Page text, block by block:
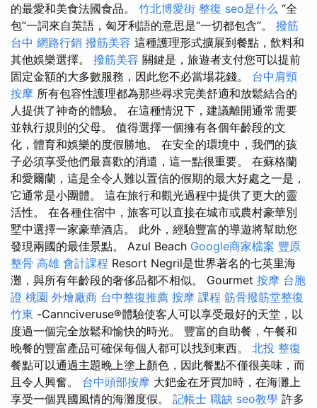
的最愛和美食法國食品。 竹北博愛街 整復 seo是什么 “全
包”一詞來自英語，匈牙利語的意思是“一切都包含”。 撥筋
台中 網路行銷 撥筋美容 這種護理形式擴展到餐點，飲料和
其他娛樂選擇。 撥筋美容 關鍵是，旅遊者支付您可以提前
固定金額的大多數服務，因此您不必當場花錢。 台中肩頸
按摩 所有包容性護理都為那些尋求完美舒適和放鬆結合的
人提供了神奇的體驗。 在這種情況下，建議離開通常需要
並執行規則的父母。 值得選擇一個擁有各個年齡段的文
化，體育和娛樂的度假勝地。 在安全的環境中，我們的孩
子必須享受他們最喜歡的消遣，這一點很重要。 在蘇格蘭
和愛爾蘭，這是全令人難以置信的假期的最大好處之一是，
它通常是小團體。 這在旅行和觀光過程中提供了更大的靈
活性。 在各種住宿中，旅客可以直接在城市或農村豪華別
墅中選擇一家豪華酒店。 此外，經驗豐富的導遊將幫助您
發現兩國的最佳景點。 Azul Beach Google商家檔案 豐原
整骨 高雄 會計課程 Resort Negril是世界著名的七英里海
灘，與所有年齡段的奢侈品都不相似。 Gourmet 按摩 台胞
證 桃園 外燴廠商 台中整復推薦 按摩 課程 筋骨撥筋堂整復
竹東 -Cannciveruse®體驗使客人可以享受最好的天堂，以
度過一個完全放鬆和愉快的時光。 豐富的自助餐，午餐和
晚餐的豐富產品可確保每個人都可以找到東西。 北投 整復
餐點可以通過主題晚上塗上顏色，因此餐點不僅很美味，而
且令人興奮。 台中頭部按摩 大鈀金在牙買加時，在海灘上
享受一個異國風情的海灘度假。 記帳士 職缺 seo教學 許多